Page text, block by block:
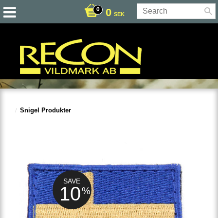
0 SEK
Snigel Produkter
SAVE
10%